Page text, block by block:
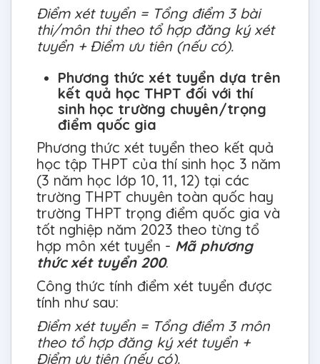
Điểm xét tuyển = Tổng điểm 3 bài
thi/môn thi theo tổ hợp đăng ký xét
tuyển + Điểm ưu tiên (nếu có).
Phương thức xét tuyển dựa trên
kết quả học THPT đối với thí
sinh học trường chuyên/trọng
điểm quốc gia
Phương thức xét tuyển theo kết quả
học tập THPT của thí sinh học 3 năm
(3 năm học lớp 10, 11, 12) tại các
trường THPT chuyên toàn quốc hay
trường THPT trọng điểm quốc gia và
tốt nghiệp năm 2023 theo từng tổ
hợp môn xét tuyển - Mã phương
thức xét tuyển 200.
Công thức tính điểm xét tuyển được
tính như sau:
Điểm xét tuyển = Tổng điểm 3 môn
theo tổ hợp đăng ký xét tuyển +
Điểm ưu tiên (nếu có).